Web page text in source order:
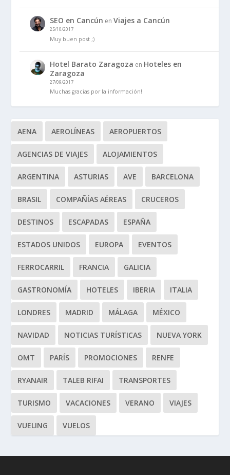
SEO en Cancún enViajes a Cancún
25/10/2017
Muy buen post ;)
Hotel Barato Zaragoza en Hoteles en
Zaragoza
27/09/2017
Muchas gracias por la información!
AENA AEROLÍNEAS AEROPUERTOS
AGENCIAS DE VIAJES ALOJAMIENTOS
ARGENTINA ASTURIAS AVE BARCELONA
BRASIL COMPAÑÍAS AÉREAS CRUCEROS
DESTINOS ESCAPADAS ESPAÑA
ESTADOS UNIDOS EUROPA EVENTOS
FERROCARRIL FRANCIA GALICIA
GASTRONOMÍA HOTELES IBERIA ITALIA
LONDRES MADRID MÁLAGA MÉXICO
NAVIDAD NOTICIAS TURÍSTICAS NUEVA YORK
OMT PARÍS PROMOCIONES RENFE
RYANAIR TALEB RIFAI TRANSPORTES
TURISMO VACACIONES VERANO VIAJES
VUELING VUELOS